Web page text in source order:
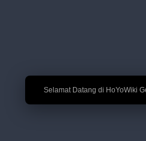
🎉 Selamat Datang di HoYoWiki